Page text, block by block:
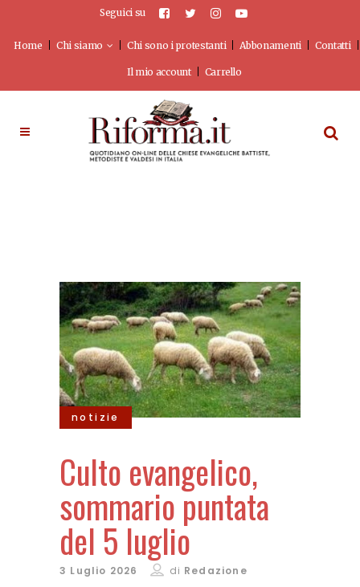
Seguici su
Home Chi siamo Chi sono i protestanti Abbonamenti Contatti
Il mio account Carrello
notizie
Culto evangelico,
sommario puntata
del 5 luglio
3 Luglio 2026 di Redazione